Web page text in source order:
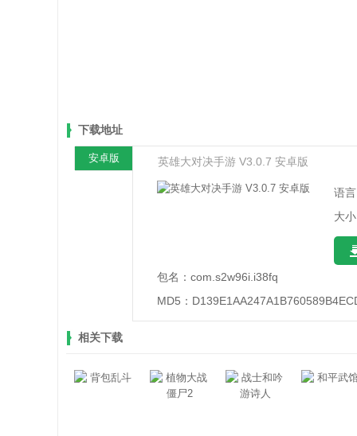
下载地址
安卓版 英雄大对决手游 V3.0.7 安卓版
语
大
包名： com.s2w96i.i38fq
MD5：
相关下载